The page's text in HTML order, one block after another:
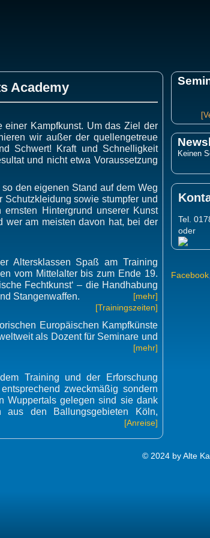
Keinen
Tel.
oder
Facebook,
Academy
einer Kampfkunst. Um das Ziel der
wir außer der quellengetreue
Schwert! Kraft und Schnelligkeit
und nicht etwa Voraussetzung
den eigenen Stand auf dem Weg
sowie stumpfer und
Hintergrund unserer Kunst
wer am meisten davon hat, bei der
Altersklassen Spaß am Training
vom Mittelalter bis zum Ende 19.
Fechtkunst‘ – die Handhabung
Stangenwaffen.
[mehr]
[Trainingszeiten]
Europäischen Kampfkünste
als Dozent für Seminare und
[mehr]
Training und der Erforschung
zweckmäßig sondern
Wuppertals gelegen sind sie dank
aus den Ballungsgebieten Köln,
[Anreise]
© 2024 by Alte